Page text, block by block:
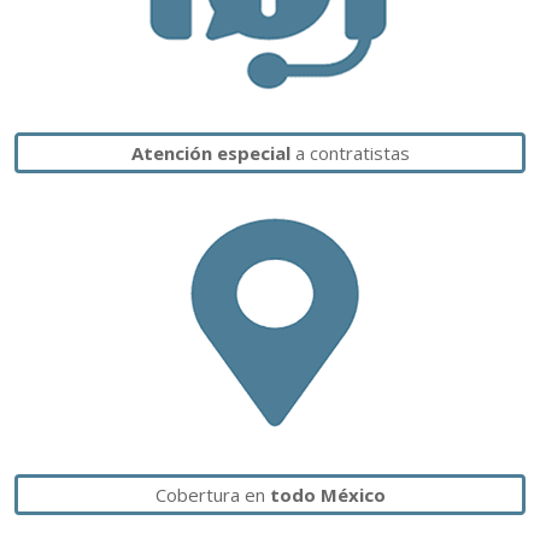
Atención especiala contratistas
Cobertura en todo México